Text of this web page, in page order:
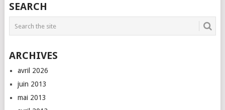
ARTICLES
SEARCH
ARCHIVES
avril 2026
juin 2013
mai 2013